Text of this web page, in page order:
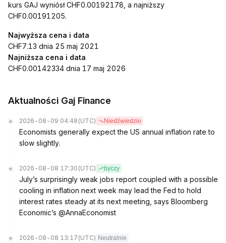
kurs GAJ wyniósł CHF0.00192178, a najniższy
CHF0.00191205.
Najwyższa cena i data
CHF7.13 dnia 25 maj 2021
Najniższa cena i data
CHF0.00142334 dnia 17 maj 2026
Aktualności Gaj Finance
2026-08-09 04:48 (UTC) Niedźwiedzio
Economists generally expect the US annual inflation rate to
slow slightly.
2026-08-08 17:30 (UTC) byczy
July’s surprisingly weak jobs report coupled with a possible
cooling in inflation next week may lead the Fed to hold
interest rates steady at its next meeting, says Bloomberg
Economic’s @AnnaEconomist
2026-08-08 13:17 (UTC) Neutralnie